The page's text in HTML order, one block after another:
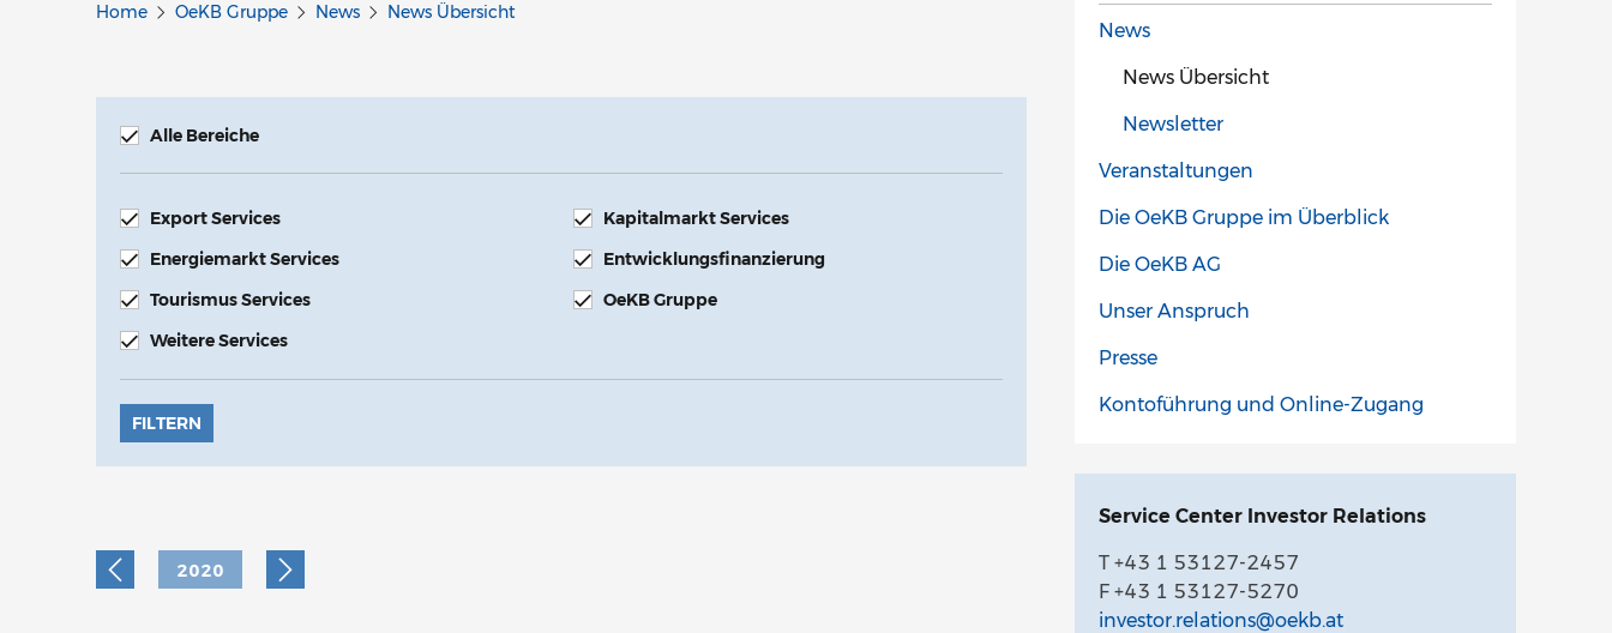
Home OeKB Gruppe News News Übersicht
Alle Bereiche
Export Services
Kapitalmarkt Services
Energiemarkt Services
Entwicklungsfinanzierung
Tourismus Services
OeKB Gruppe
Weitere Services
FILTERN
2020
News
News Übersicht
Newsletter
Veranstaltungen
Die OeKB Gruppe im Überblick
Die OeKB AG
Unser Anspruch
Presse
Kontoführung und Online-Zugang
Service Center Investor Relations
T +43 1 53127-2457
F +43 1 53127-5270
investor.relations@oekb.at